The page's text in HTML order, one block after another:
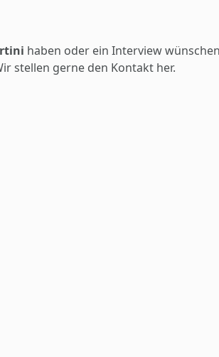
haben oder ein Interview
stellen gerne den Kontakt her.